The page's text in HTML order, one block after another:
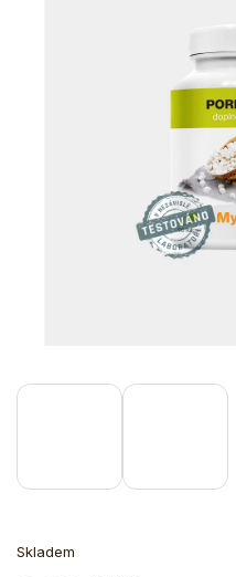
Skladem